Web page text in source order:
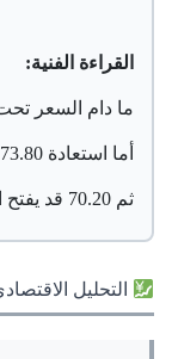
القراءة الفنية:
ثم 70.20 قد يفتح الطريق إلى 68.90.
التحليل